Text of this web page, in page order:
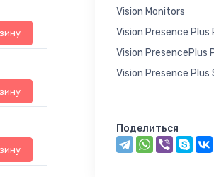
Vision Monitors
Vision Presence Plus
Vision PresencePlus
Vision Presence
Поделиться